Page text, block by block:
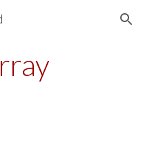
Skip to navigation